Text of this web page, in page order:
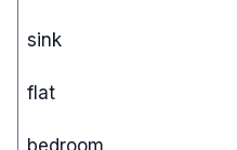
sink
flat